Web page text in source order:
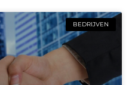
BEDRIJVEN